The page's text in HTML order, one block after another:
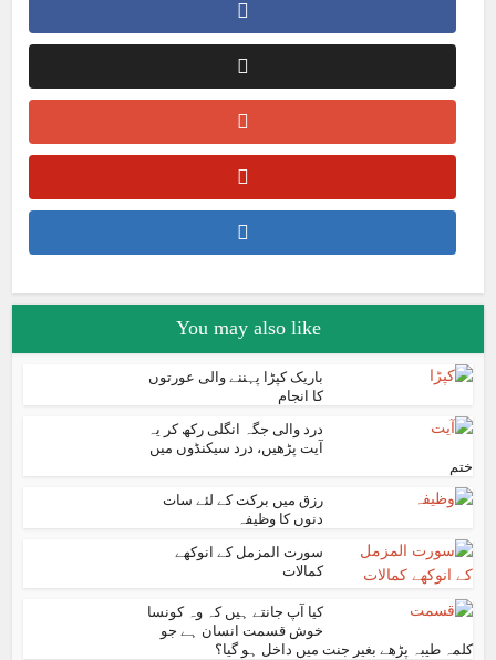
You may also like
باریک کپڑا پہننے والی عورتوں
کا انجام
درد والی جگہ انگلی رکھ کر یہ
آیت پڑھیں، درد سیکنڈوں میں
ختم
رزق میں برکت کے لئے سات
دنوں کا وظیفہ
سورت المزمل کے انوکھے
کمالات
کیا آپ جانتے ہیں کہ وہ کونسا
خوش قسمت انسان ہے جو
کلمہ طیبہ پڑھے بغیر جنت میں داخل ہو گیا؟